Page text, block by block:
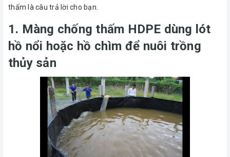
thấm là câu trả lời cho bạn.
1. Màng chống thấm HDPE dùng lót
hồ nổi hoặc hồ chìm để nuôi trồng
thủy sản